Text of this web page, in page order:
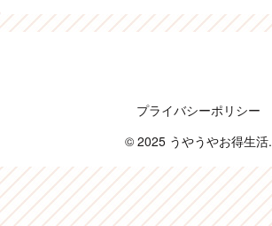
プライバシーポリシー
© 2025 うやうやお得生活.